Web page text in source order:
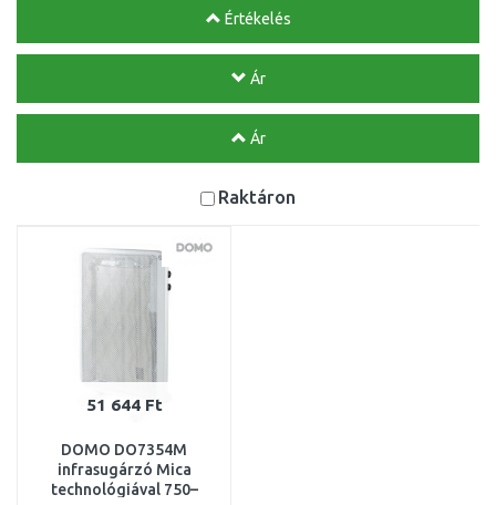
Értékelés
Ár
Ár
Raktáron
51 644 Ft
DOMO DO7354M
infrasugárzó Mica
technológiával 750–